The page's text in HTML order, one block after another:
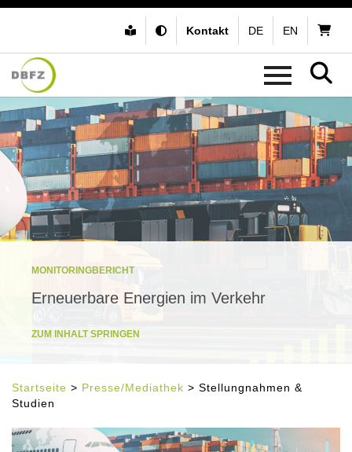
Kontakt DE EN
MONITORINGBERICHT
Erneuerbare Energien im Verkehr
ZUM INHALT SPRINGEN
Startseite > Presse/Mediathek > Stellungnahmen &
Studien